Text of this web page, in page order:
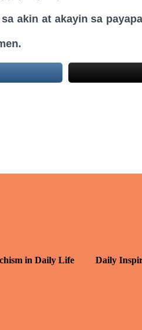
akin at akayin sa
in Daily Life Daily